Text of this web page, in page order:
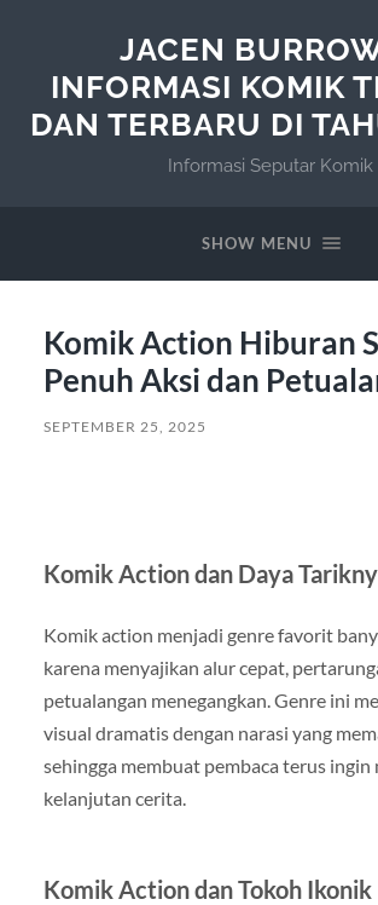
JACEN
INFORMASI KOMIK
DAN TERBARU DI
Informasi Seputar Komik
SHOW MENU
Komik Action Hiburan
Penuh Aksi dan
SEPTEMBER 25, 2025
Komik Action dan Daya
Komik action menjadi genre favorit
karena menyajikan alur cepat,
petualangan menegangkan. Genre ini
visual dramatis dengan narasi yang
sehingga membuat pembaca terus ingin
kelanjutan cerita.
Komik Action dan Tokoh Ikonik